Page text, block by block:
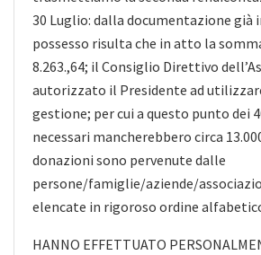
30 Luglio: dalla documentazione già
possesso risulta che in atto la
8.263.,64; il Consiglio Direttivo
autorizzato il Presidente ad
gestione; per cui a questo punto dei
necessari mancherebbero circa
donazioni sono pervenute dalle
persone/famiglie/aziende/
elencate in rigoroso ordine
HANNO EFFETTUATO